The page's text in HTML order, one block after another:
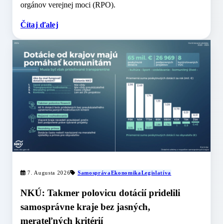
orgánov verejnej moci (RPO).
Čítaj ďalej
7. Augusta 2026 SamosprávaEkonomikaLegislatíva
NKÚ: Takmer polovicu dotácií pridelili
samosprávne kraje bez jasných,
merateľných kritérií